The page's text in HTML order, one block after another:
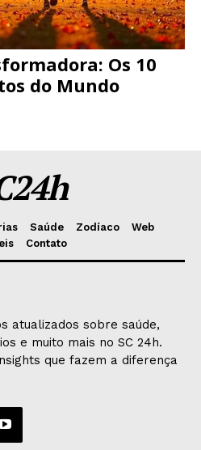
Os 10
do Mundo
Saúde Zodíaco
Web
Contato
atualizados sobre saúde,
e muito mais no SC 24h.
que fazem a diferença